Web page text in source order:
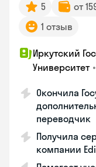
5 от
1 отзыв
Иркутский
Университет •
Окончила
переводчик
Получила
компании